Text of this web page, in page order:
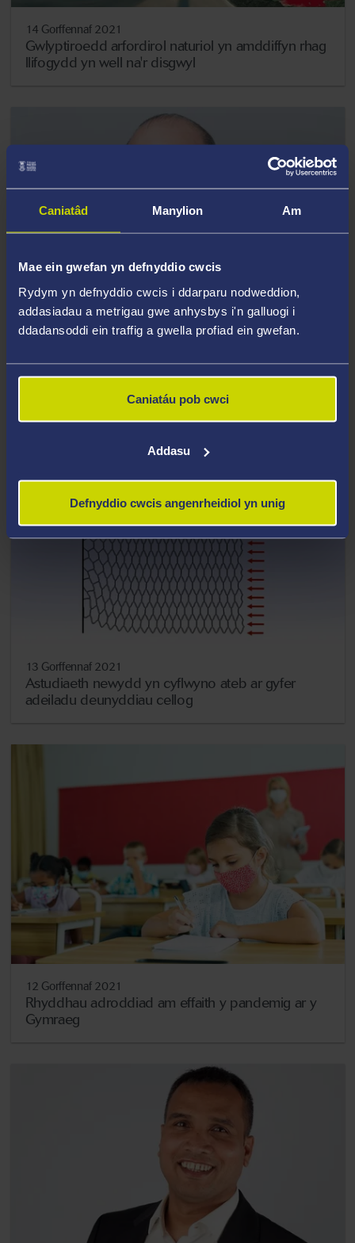
Caniatâd Manylion Am
Mae ein gwefan yn defnyddio cwcis
Rydym yn defnyddio cwcis i ddarparu nodweddion,
addasiadau a metrigau gwe anhysbys i'n galluogi i
ddadansoddi ein traffig a gwella profiad ein gwefan.
Caniatáu pob cwci
Addasu
Defnyddio cwcis angenrheidiol yn unig
14 Gorffennaf 2021
Gwlyptiroedd arfordirol naturiol yn amddiffyn rhag
llifogydd yn well na'r disgwyl
David Suchet yn chwarae'r brif ran yn nrama
newydd athro o Brifysgol Abertawe
13 Gorffennaf 2021
Astudiaeth newydd yn cyflwyno ateb ar gyfer
adeiladu deunyddiau cellog
12 Gorffennaf 2021
Rhyddhau adroddiad am effaith y pandemig ar y
Gymraeg